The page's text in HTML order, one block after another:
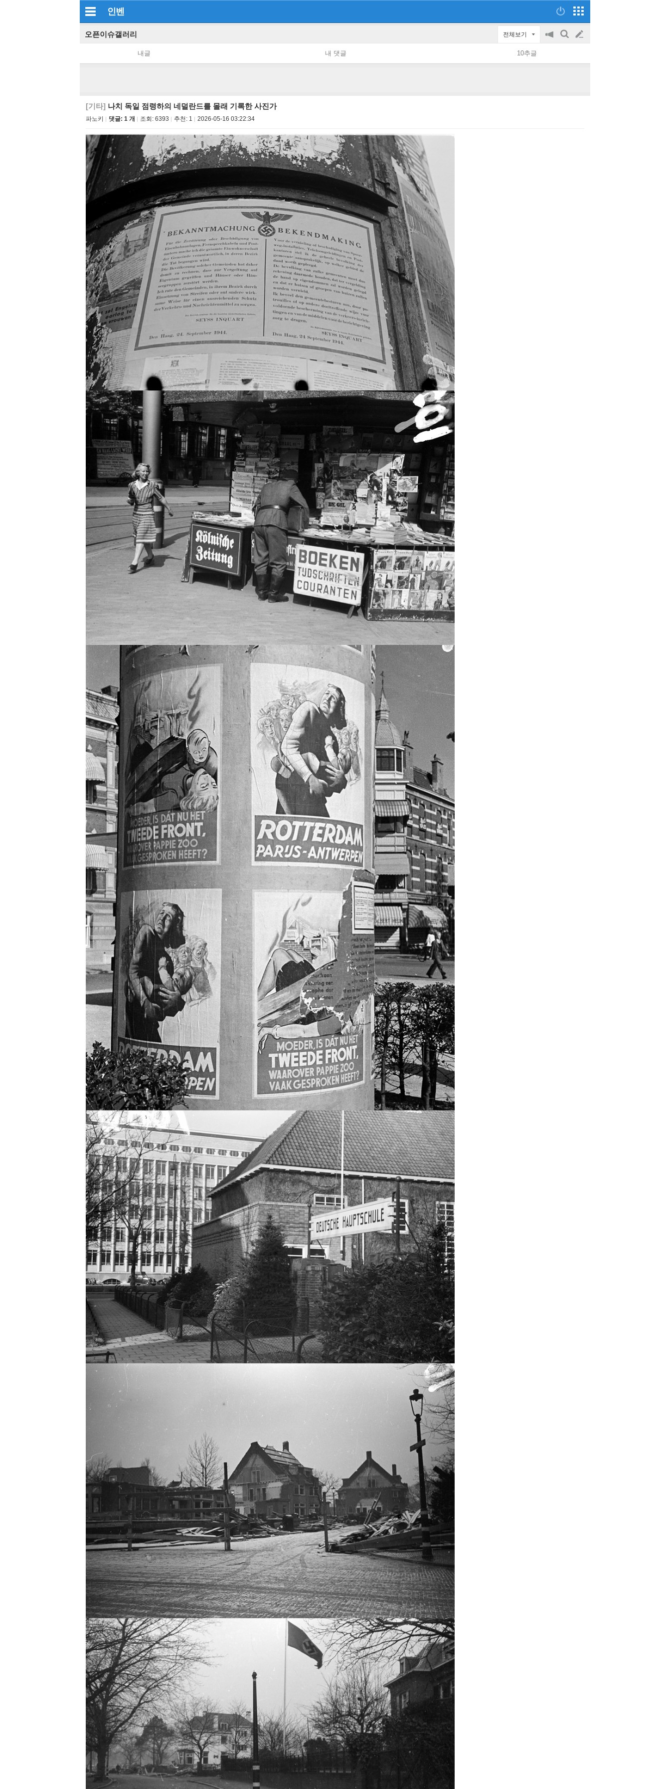
인벤
오픈이슈갤러리 전체보기
공
on/off
검
글
쓰
내글 내 댓글 10추글
[기타] 나치 독일 점령하의 네덜란드를 몰래 기록한 사진가
파노키 댓글: 1 개 조회: 6393 추천: 1 2026-05-16 03:22:34